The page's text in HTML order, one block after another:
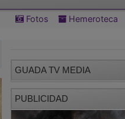
Fotos Hemeroteca
GUADA TV MEDIA
PUBLICIDAD